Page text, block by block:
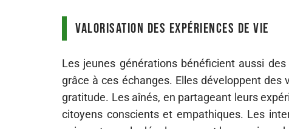
Valorisation des expériences de vie
Les jeunes générations bénéficient aussi
grâce à ces échanges. Elles développent
gratitude. Les aînés, en partageant leurs
citoyens conscients et empathiques. Les